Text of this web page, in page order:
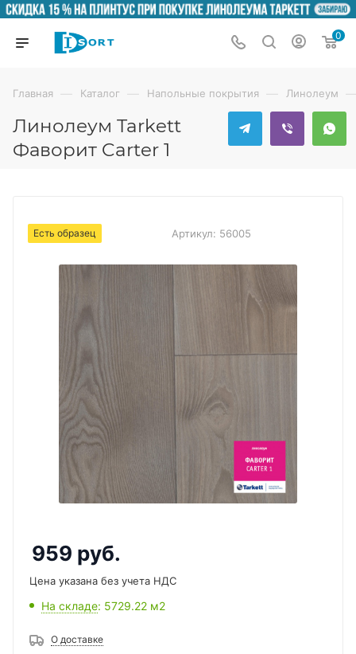
0
Главная — Каталог — Напольные покрытия — Линолеум
Линолеум Tarkett
Фаворит Carter 1
Есть образец Артикул: 56005
959 руб.
Цена указана без учета НДС
На складе: 5729.22 м2
О доставке